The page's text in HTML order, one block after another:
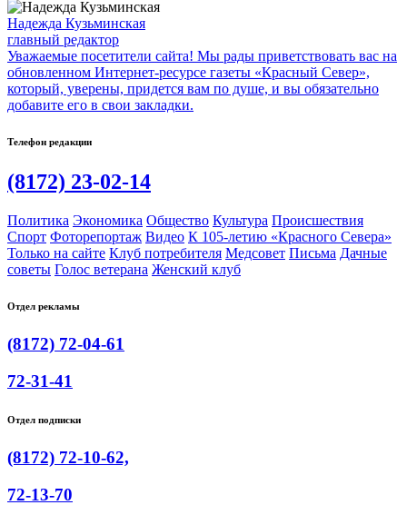
Надежда Кузьминская
главный редактор
Уважаемые посетители сайта! Мы рады приветствовать вас на
обновленном Интернет-ресурсе газеты «Красный Север»,
который, уверены, придется вам по душе, и вы обязательно
добавите его в свои закладки.
Телефон редакции
(8172) 23-02-14
Политика Экономика Общество Культура Происшествия
Спорт Фоторепортаж Видео К 105-летию «Красного Севера»
Только на сайте Клуб потребителя Медсовет Письма Дачные
советы Голос ветерана Женский клуб
Отдел рекламы
(8172) 72-04-61
72-31-41
Отдел подписки
(8172) 72-10-62,
72-13-70